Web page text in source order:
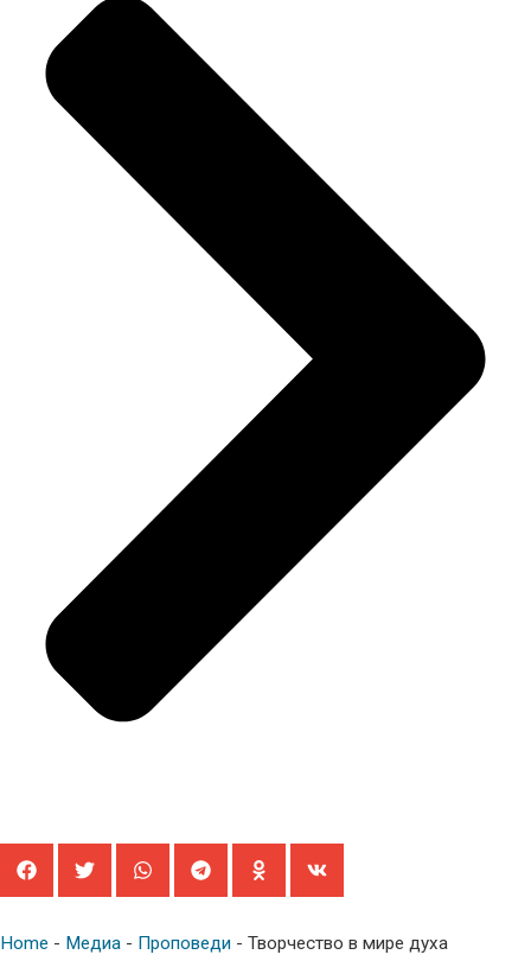
Home - Медиа - Проповеди - Творчество в мире духа